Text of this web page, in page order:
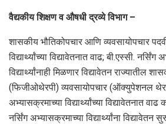
वैद्यकीय शिक्षण व औषधी द्रव्ये विभाग –
शासकीय भौतिकोपचार आणि व्यवसायोपचार
विद्यार्थ्यांच्या विद्यावेतनात वाढ; बी.एस्‍सी. नर्सिंग
विद्यार्थ्यांनाही मिळणार विद्यावेतन राज्यातील
(फिजीओथेरपी) व्यवसायोपचार (ऑक्युपेशनल
अभ्यासक्रमाच्या विद्यार्थ्यांच्या विद्यावेतनात
नर्सिंग अभ्यासक्रमाच्या विद्यार्थ्यांना